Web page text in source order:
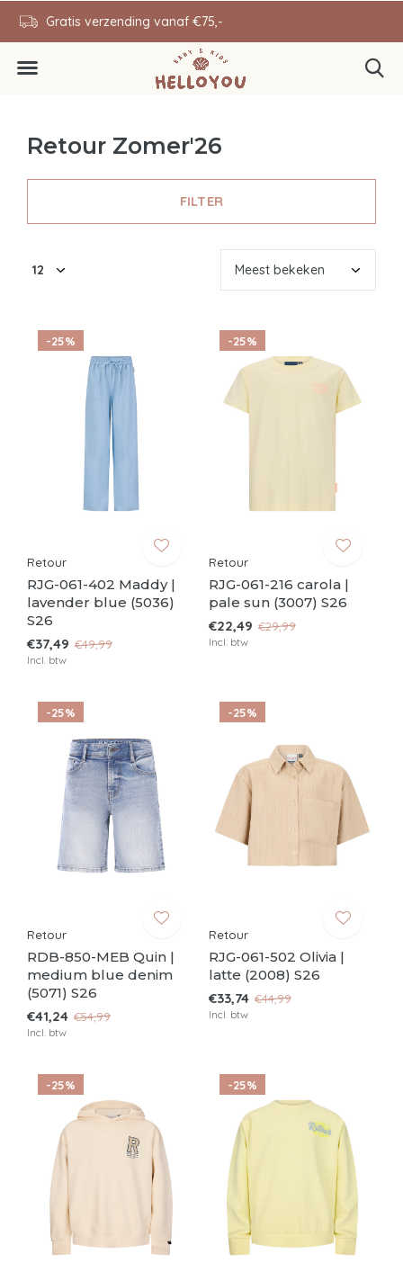
Gratis verzending vanaf €75,-
Retour Zomer'26
FILTER
-25%
Retour
RJG-061-402 Maddy |
lavender blue (5036)
S26
€37,49 €49,99
Incl. btw
-25%
Retour
RJG-061-216 carola |
pale sun (3007) S26
€22,49 €29,99
Incl. btw
-25%
Retour
RDB-850-MEB Quin |
medium blue denim
(5071) S26
€41,24 €54,99
Incl. btw
-25%
Retour
RJG-061-502 Olivia |
latte (2008) S26
€33,74 €44,99
Incl. btw
-25% -25%